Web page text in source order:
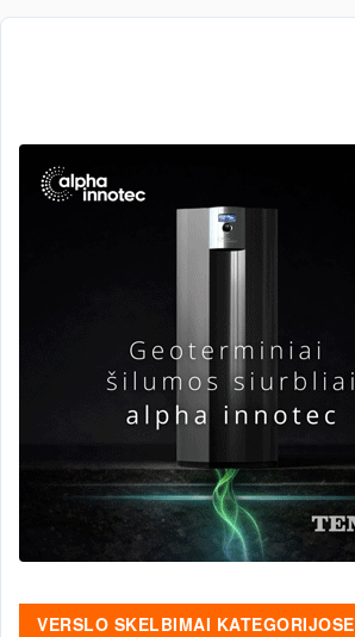
VERSLO SKELBIMAI KATEGORIJOSE